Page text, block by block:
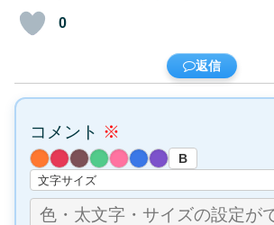
0
返信
コメント ※
B